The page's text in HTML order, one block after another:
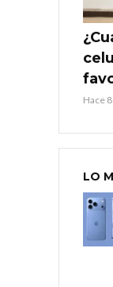
Hace
LO